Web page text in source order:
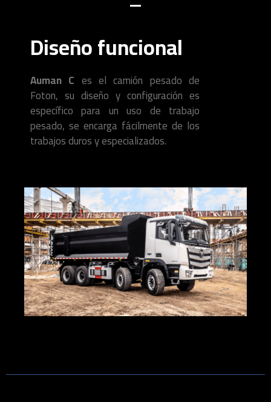
Diseño funcional
Auman C es el camión pesado de
Foton, su diseño y configuración es
específico para un uso de trabajo
pesado, se encarga fácilmente de los
trabajos duros y especializados.